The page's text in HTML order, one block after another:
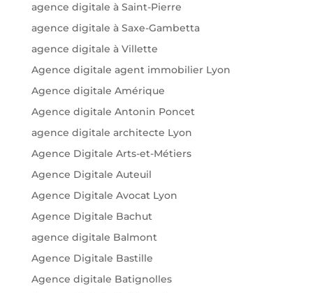
agence digitale à Saint-Pierre
agence digitale à Saxe-Gambetta
agence digitale à Villette
Agence digitale agent immobilier Lyon
Agence digitale Amérique
Agence digitale Antonin Poncet
agence digitale architecte Lyon
Agence Digitale Arts-et-Métiers
Agence Digitale Auteuil
Agence Digitale Avocat Lyon
Agence Digitale Bachut
agence digitale Balmont
Agence Digitale Bastille
Agence digitale Batignolles